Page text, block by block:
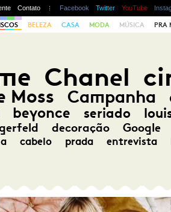
Contato Facebook Twitter YouTube
BELEZA CASA MODA MÚSICA PRA
Chanel
Moss Campanha
beyonce seriado
decoração Google
cabelo prada entrevista